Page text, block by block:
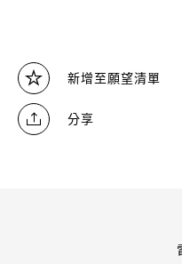
新增至願望清單
分享